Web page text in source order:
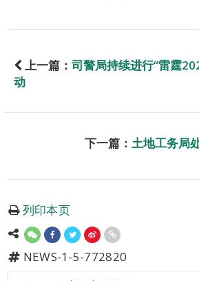
上一篇： 司警局持续进行“雷霆
动
下一篇： 土地工务局
列印本页
NEWS-1-5-772820